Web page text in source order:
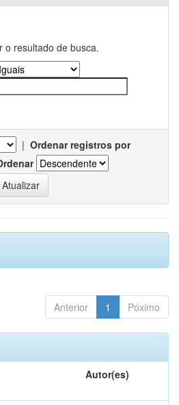
o resultado de busca.
| Ordenar registros por
Anterior 1 Póximo
Autor(es)